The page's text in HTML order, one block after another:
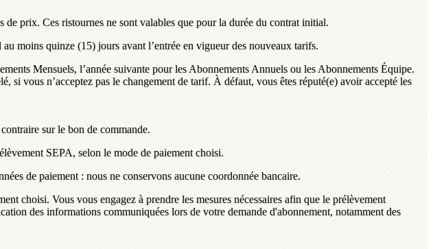
prix. Ces ristournes ne sont valables que pour la durée du contrat initial.
moins quinze (15) jours avant l’entrée en vigueur des nouveaux tarifs.
Mensuels, l’année suivante pour les Abonnements Annuels ou les Abonnements Équipe.
si vous n’acceptez pas le changement de tarif. À défaut, vous êtes réputé(e) avoir accepté les
sur le bon de commande.
SEPA, selon le mode de paiement choisi.
de paiement : nous ne conservons aucune coordonnée bancaire.
choisi. Vous vous engagez à prendre les mesures nécessaires afin que le prélèvement
des informations communiquées lors de votre demande d'abonnement, notamment des